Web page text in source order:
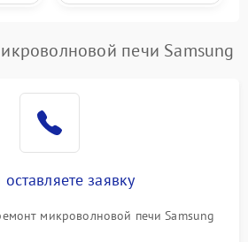
печи Samsung
заявку
микроволновой печи Samsung